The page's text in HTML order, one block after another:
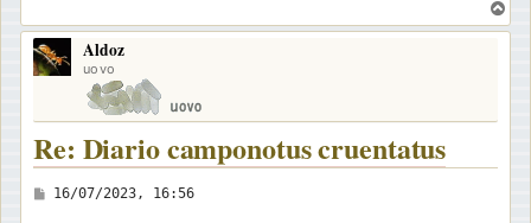
o
Aldoz
uovo
Re: Diario camponotus cruentatus
M
16/07/2023, 16:56